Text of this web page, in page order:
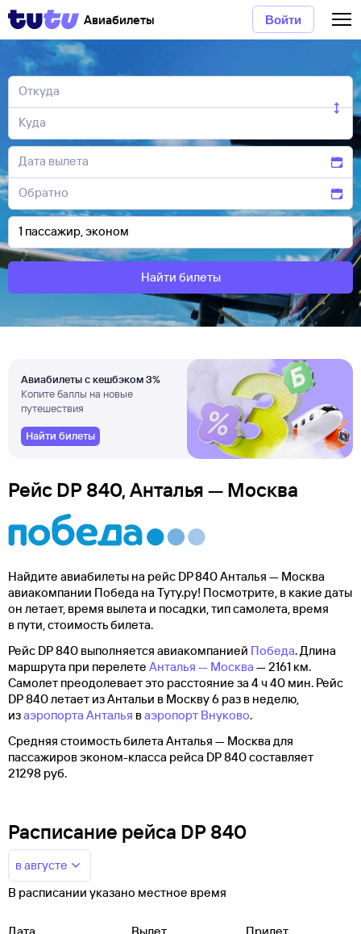
Авиабилеты Войти
Найти билеты
Авиабилеты с кешбэком 3%
Копите баллы на новые
путешествия
Найти билеты
Рейс DP 840, Анталья — Москва
Найдите авиабилеты на рейс DP 840 Анталья — Москва
авиакомпании Победа на Туту.ру! Посмотрите, в какие даты
он летает, время вылета и посадки, тип самолета, время
в пути, стоимость билета.
Рейс DP 840 выполняется авиакомпанией Победа. Длина
маршрута при перелете Анталья — Москва — 2161 км.
Самолет преодолевает это расстояние за 4 ч 40 мин. Рейс
DP 840 летает из Антальи в Москву 6 раз в неделю,
изаэропорта Анталья ваэропорт Внуково.
Средняя стоимость билета Анталья — Москва для
пассажиров эконом-класса рейса DP 840 составляет
21298 руб.
Расписание рейса DP 840
в августе
В расписании указано местное время